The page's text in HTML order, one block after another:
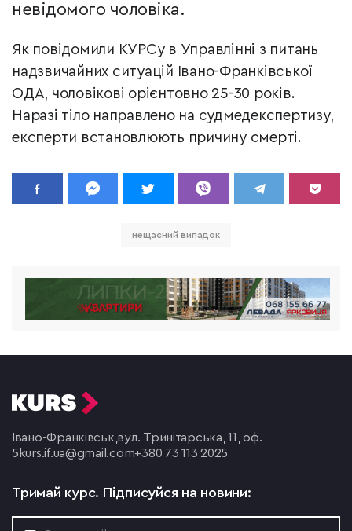
невідомого чоловіка.
Як повідомили КУРСу в Управлінні з питань
надзвичайних ситуацій Івано-Франківської
ОДА, чоловікові орієнтовно 25-30 років.
Наразі тіло направлено на судмедекспертизу,
експерти встановлюють причину смерті.
нещасний випадок
Івано-Франківськ,вул. Тринітарська, 11, оф.
5 kurs.if.ua@gmail.com+380 73 113 2025
Тримай курс. Підписуйся на новини: